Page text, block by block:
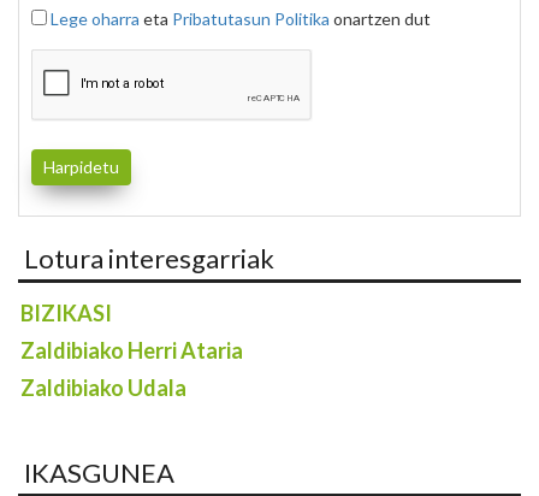
Lege oharra eta Pribatutasun Politika onartzen dut
Lotura interesgarriak
BIZIKASI
Zaldibiako Herri Ataria
Zaldibiako Udala
IKASGUNEA